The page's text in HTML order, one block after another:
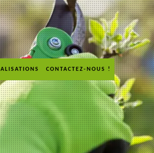
CONTACTEZ-NOUS !